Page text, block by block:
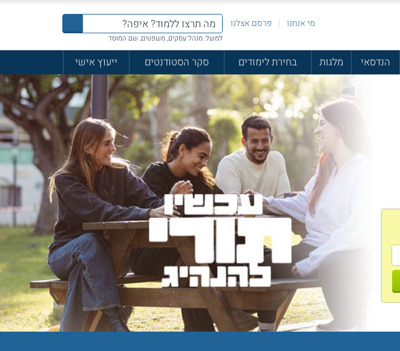
מי אנחנו פרסם אצלנו
למשל: מנהל עסקים, משפטים, שם המוסד
הנדסאי מלגות בחירת לימודים סקר הסטודנטים
ייעוץ אישי